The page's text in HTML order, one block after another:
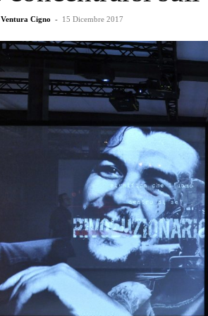
Ventura Cigno - 15 Dicembre 2017